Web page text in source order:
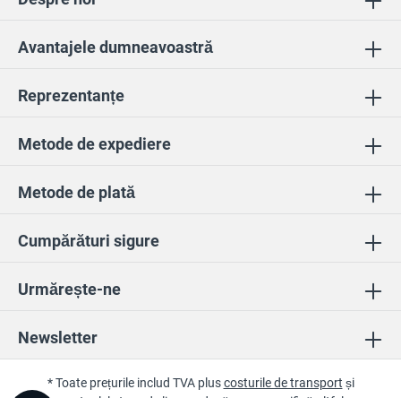
Urmărește-ne
Avantajele dumneavoastră
Reprezentanțe
Cumpărături sigure
Newsletter
Metode de plată
Metode de expediere
* Toate prețurile includ TVA pluscosturile de transport și